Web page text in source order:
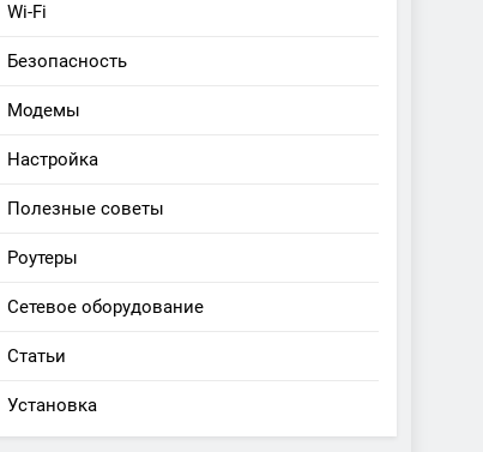
Wi-Fi
Безопасность
Модемы
Настройка
Полезные советы
Роутеры
Сетевое оборудование
Статьи
Установка